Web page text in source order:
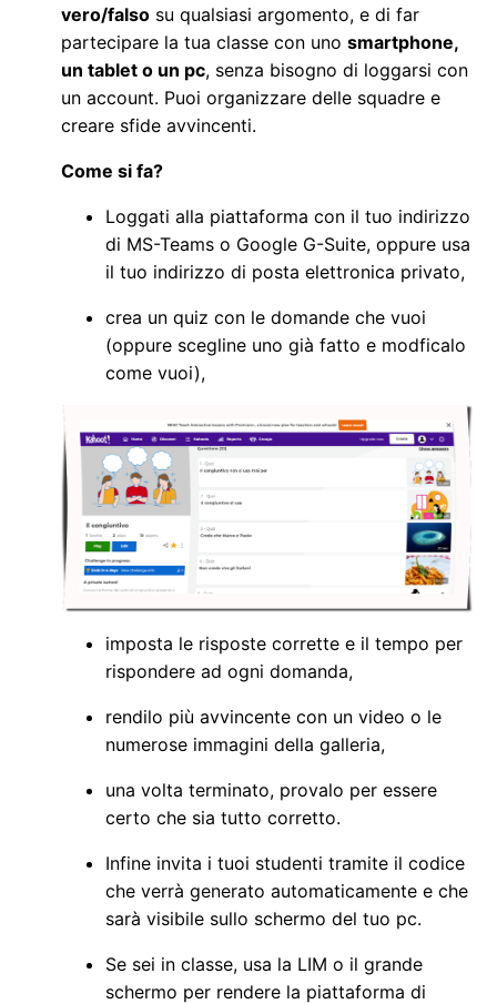
vero/falso su qualsiasi argomento, e di far
partecipare la tua classe con uno smartphone,
un tablet o un pc, senza bisogno di loggarsi con
un account. Puoi organizzare delle squadre e
creare sfide avvincenti.
Come si fa?
Loggati alla piattaforma con il tuo indirizzo
di MS-Teams o Google G-Suite, oppure usa
il tuo indirizzo di posta elettronica privato,
crea un quiz con le domande che vuoi
(oppure scegline uno già fatto e modficalo
come vuoi),
imposta le risposte corrette e il tempo per
rispondere ad ogni domanda,
rendilo più avvincente con un video o le
numerose immagini della galleria,
una volta terminato, provalo per essere
certo che sia tutto corretto.
Infine invita i tuoi studenti tramite il codice
che verrà generato automaticamente e che
sarà visibile sullo schermo del tuo pc.
Se sei in classe, usa la LIM o il grande
schermo per rendere la piattaforma di